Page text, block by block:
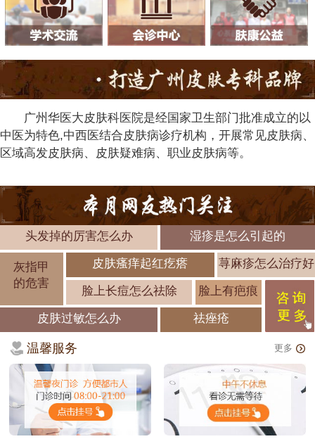
广州华医大皮肤科医院是经国家卫生部门批准成立的以
中医为特色,中西医结合皮肤病诊疗机构，开展常见皮肤病、
区域高发皮肤病、皮肤疑难病、职业皮肤病等。
头发掉的厉害怎么办 湿疹是怎么引起的
灰指甲
的危害
皮肤瘙痒起红疙瘩 荨麻疹怎么治疗好
脸上长痘怎么祛除 脸上有疤痕
皮肤过敏怎么办 祛痤疮
温馨服务 更多